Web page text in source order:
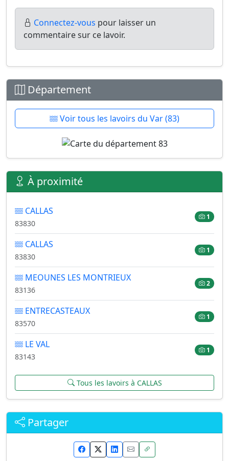
Connectez-vous pour laisser un
commentaire sur ce lavoir.
Département
Voir tous les lavoirs du Var (83)
À proximité
CALLAS
83830
1
CALLAS
83830
1
MEOUNES LES MONTRIEUX
83136
2
ENTRECASTEAUX
83570
1
LE VAL
83143
1
Tous les lavoirs à CALLAS
Partager